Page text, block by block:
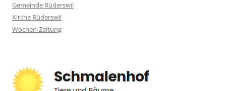
Gemeinde Rüderswil
Kirche Rüderswil
Wochen-Zeitung